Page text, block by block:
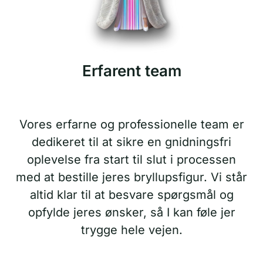
Erfarent team
Vores erfarne og professionelle team er
dedikeret til at sikre en gnidningsfri
oplevelse fra start til slut i processen
med at bestille jeres bryllupsfigur. Vi står
altid klar til at besvare spørgsmål og
opfylde jeres ønsker, så I kan føle jer
trygge hele vejen.